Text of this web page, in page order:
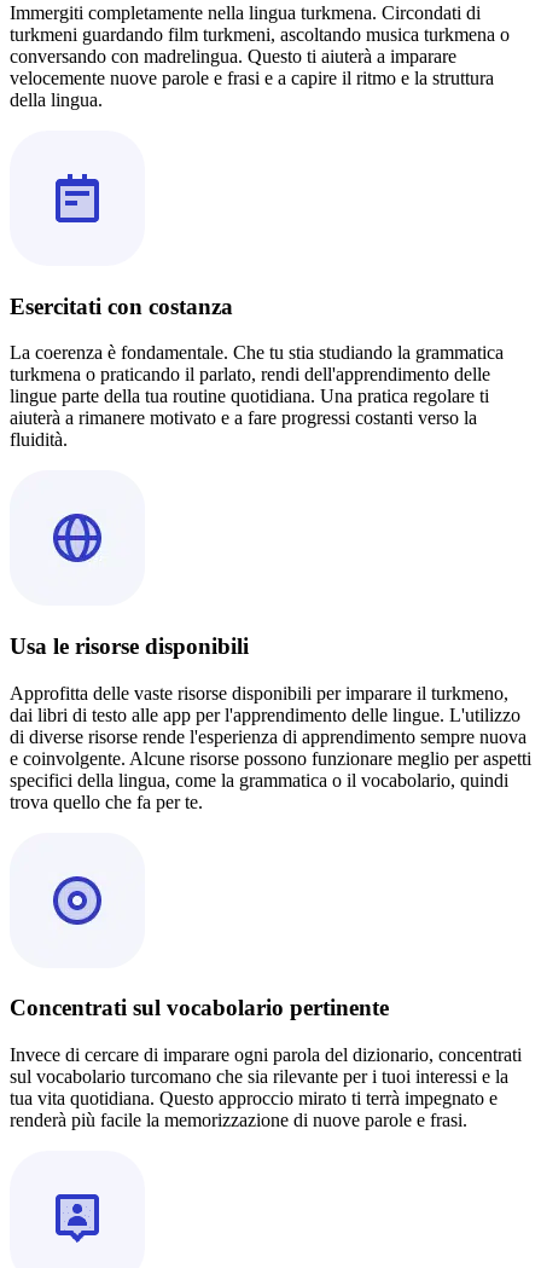
Immergiti completamente nella lingua turkmena. Circondati di
turkmeni guardando film turkmeni, ascoltando musica turkmena o
conversando con madrelingua. Questo ti aiuterà a imparare
velocemente nuove parole e frasi e a capire il ritmo e la struttura
della lingua.
Esercitati con costanza
La coerenza è fondamentale. Che tu stia studiando la grammatica
turkmena o praticando il parlato, rendi dell'apprendimento delle
lingue parte della tua routine quotidiana. Una pratica regolare ti
aiuterà a rimanere motivato e a fare progressi costanti verso la
fluidità.
Usa le risorse disponibili
Approfitta delle vaste risorse disponibili per imparare il turkmeno,
dai libri di testo alle app per l'apprendimento delle lingue. L'utilizzo
di diverse risorse rende l'esperienza di apprendimento sempre nuova
e coinvolgente. Alcune risorse possono funzionare meglio per aspetti
specifici della lingua, come la grammatica o il vocabolario, quindi
trova quello che fa per te.
Concentrati sul vocabolario pertinente
Invece di cercare di imparare ogni parola del dizionario, concentrati
sul vocabolario turcomano che sia rilevante per i tuoi interessi e la
tua vita quotidiana. Questo approccio mirato ti terrà impegnato e
renderà più facile la memorizzazione di nuove parole e frasi.